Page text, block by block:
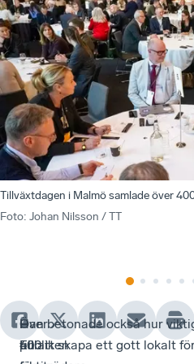
Tillväxtdagen i Malmö samlade över
Foto: Johan Nilsson / TT
Över
400
I
publiken
–
En
Han betonade också hur
till att skapa ett gott lokalt